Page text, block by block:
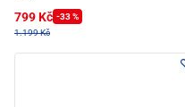
799 Kč -33 %
1.199 Kč